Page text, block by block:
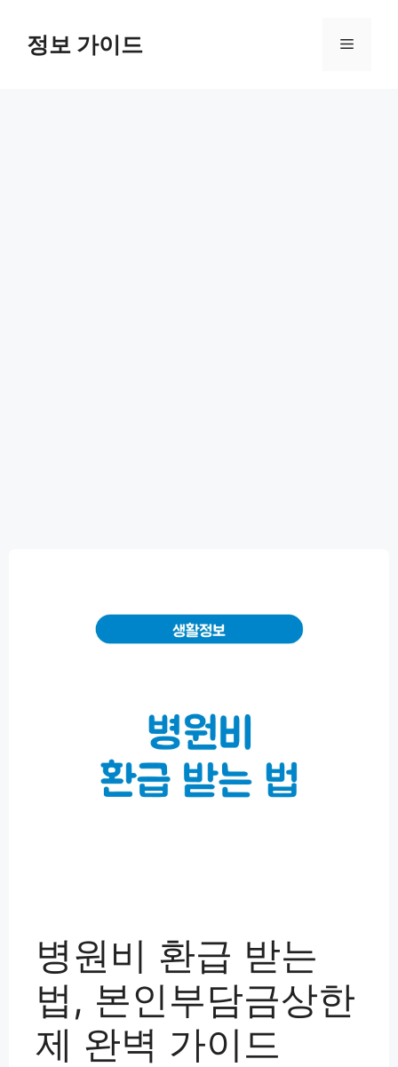
정보 가이드 메
병원비 환급 받는
법, 본인부담금상한
제 완벽 가이드